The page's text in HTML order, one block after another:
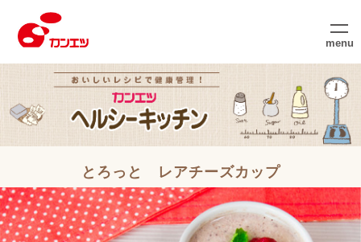
menu
とろっと レアチーズカップ